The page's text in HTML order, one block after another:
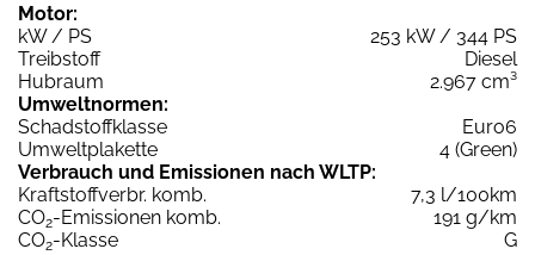
Motor:
kW / PS
253 kW / 344 PS
Treibstoff
Diesel
Hubraum
2.967 cm³
Umweltnormen:
Schadstoffklasse
Euro6
Umweltplakette
4 (Green)
Verbrauch und Emissionen nach WLTP:
Kraftstoffverbr. komb.
7,3 l/100km
CO2-Emissionen komb.
191 g/km
CO2-Klasse
G